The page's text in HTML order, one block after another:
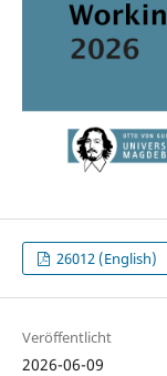
26012 (English)
Veröffentlicht
2026-06-09